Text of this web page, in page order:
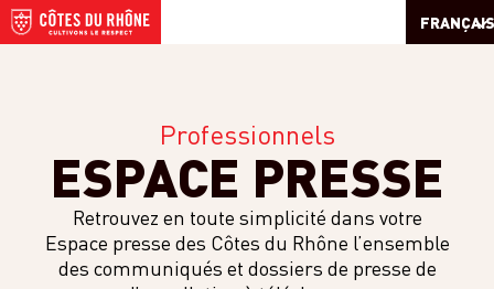
FRANÇAIS
Professionnels
ESPACE PRESSE
Retrouvez en toute simplicité dans votre
Espace presse des Côtes du Rhône l’ensemble
des communiqués et dossiers de presse de